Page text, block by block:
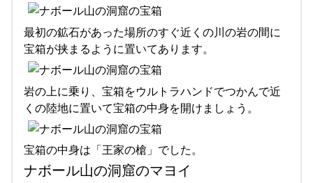
最初の鉱石があった場所のすぐ近くの川の岩の間に
宝箱が挟まるように置いてあります。
岩の上に乗り、宝箱をウルトラハンドでつかんで近
くの陸地に置いて宝箱の中身を開けましょう。
宝箱の中身は「王家の槍」でした。
ナボール山の洞窟のマヨイ